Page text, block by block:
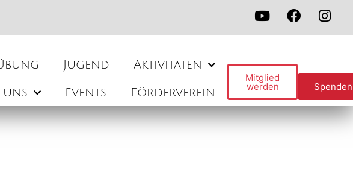
Jugend Aktivitäten
uns Events Förderverein
Mitglied
werden Spenden